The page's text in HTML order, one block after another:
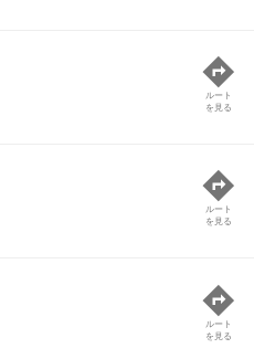
ルート
を見る
ルート
を見る
ルート
を見る